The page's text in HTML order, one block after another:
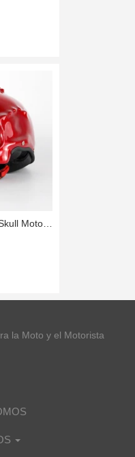
Woman Red Masei Skull Motorcycle Helmet Capacete Casco Retro Casque Motorbike Half Face Helmet